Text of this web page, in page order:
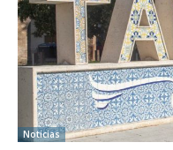
Noticias